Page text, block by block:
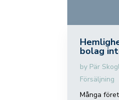
bolag
by Pär
Försäljning
Många